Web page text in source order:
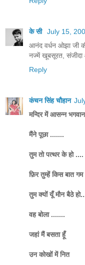
के सी July 15,
आनंद वर्धन ओझा जी
नज्में खूबसूरत, संजीदा
Reply
कंचन सिंह चौहान
मन्दिर में आसन्न
मैंने पूछा .......
तुम तो पत्थर के हो ....
फ़िर तुम्हें किस बात
तुम क्यों यूँ मौन बैठे
वह बोला .......
जहां मैं बसता हूँ
उन कोखों में नित